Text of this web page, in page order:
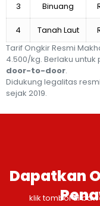
Tarif Ongkir Resmi
4.500/kg. Berlaku
door-to-door.
Didukung legalitas
sejak 2019.
3 Binuang
4 Tanah Laut
Dapatkan
klik tombol di